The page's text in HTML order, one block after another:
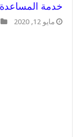
خدمة
مايو 12, 2020